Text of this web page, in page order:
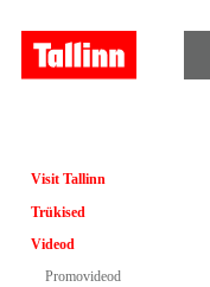
Visit Tallinn
Trükised
Videod
Promovideod